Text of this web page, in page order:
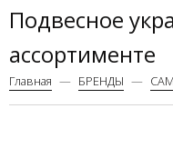
Подвесное
ассортименте
Главная БРЕНДЫ